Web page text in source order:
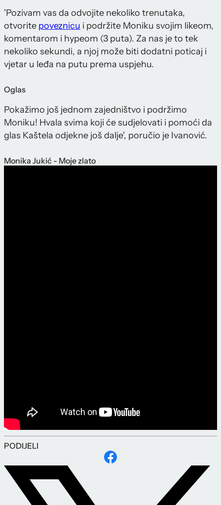
'Pozivam vas da odvojite nekoliko trenutaka,
otvorite poveznicu i podržite Moniku svojim likeom,
komentarom i hypeom (3 puta). Za nas je to tek
nekoliko sekundi, a njoj može biti dodatni poticaj i
vjetar u leđa na putu prema uspjehu.
Oglas
Pokažimo još jednom zajedništvo i podržimo
Moniku! Hvala svima koji će sudjelovati i pomoći da
glas Kaštela odjekne još dalje', poručio je Ivanović.
Monika Jukić - Moje zlato
PODIJELI